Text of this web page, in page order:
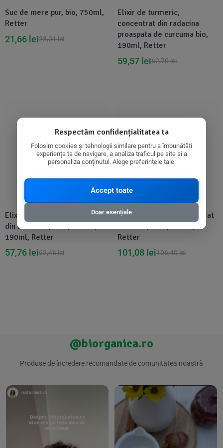
Suc de mere pur, bio, 750ml,
Retter
23,01lei
21,66 lei
Elixir de turmeric,
concentrat din radacina
proaspata de curcuma bio,
190ml, Retter
62,70lei
59,57 lei
Elixir de ghimbir, concentrat
din radacina proaspata bio,
190ml, Retter
62,46lei
57,76 lei
Elixir de canepa, concentrat
Retter
106,40lei
101,08 lei
@biorganica.ro
Produse de încredere recomandate de comunitatea noastră
Respectăm confidențialitatea ta
Folosim cookies și tehnologii similare pentru a îmbunătăți
experiența ta de navigare, a analiza traficul pe site și a
personaliza conținutul. Alege preferințele tale:
Accept toate
Doar esențiale